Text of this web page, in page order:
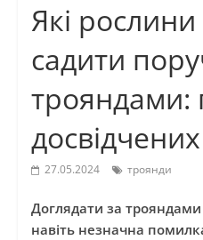
Які
садити
трояндами:
27.05.2024 троянди
Доглядати за
навіть незначна